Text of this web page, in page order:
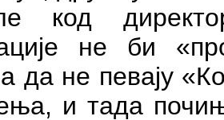
код
не би
да не певају
и тада